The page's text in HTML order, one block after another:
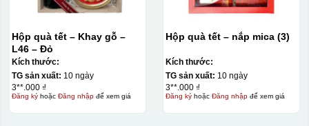
Hộp quà tết – Khay gỗ –
L46 – Đỏ
Kích thước:
TG sản xuất: 10 ngày
3**.000 ₫
Đăng kýhoặc Đăng nhậpđể xem giá
Hộp quà tết – nắp mica (3)
Kích thước:
TG sản xuất: 10 ngày
3**.000 ₫
Đăng kýhoặc Đăng nhậpđể xem giá